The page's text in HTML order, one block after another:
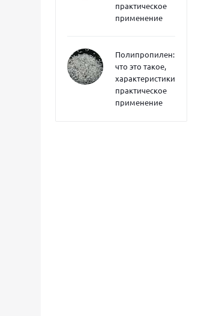
практическое
применение
Полипропилен:
что это такое,
характеристики,
практическое
применение